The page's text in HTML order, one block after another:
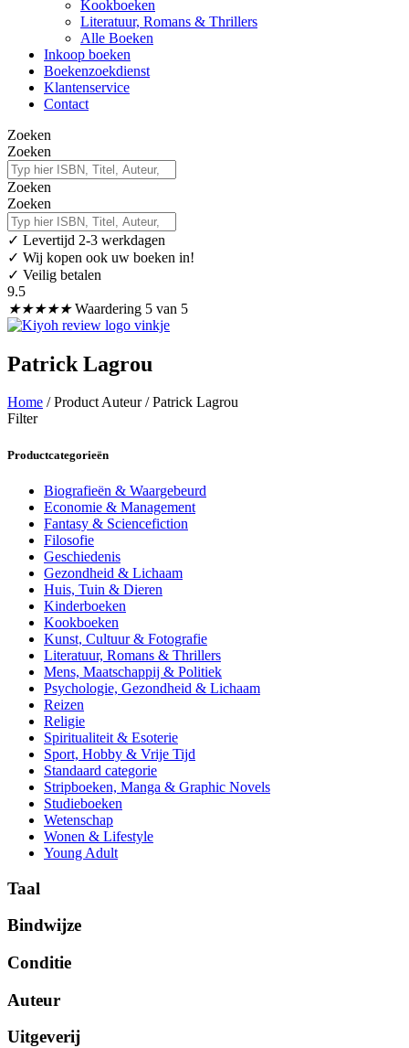
Kookboeken
Literatuur, Romans & Thrillers
Alle Boeken
Inkoop boeken
Boekenzoekdienst
Klantenservice
Contact
Zoeken
Zoeken
Zoeken
Zoeken
✓ Levertijd 2-3 werkdagen
✓ Wij kopen ook uw boeken in!
✓ Veilig betalen
9.5
★★★★★ Waardering 5 van 5
Patrick Lagrou
Home / Product Auteur / Patrick Lagrou
Filter
Productcategorieën
Biografieën & Waargebeurd
Economie & Management
Fantasy & Sciencefiction
Filosofie
Geschiedenis
Gezondheid & Lichaam
Huis, Tuin & Dieren
Kinderboeken
Kookboeken
Kunst, Cultuur & Fotografie
Literatuur, Romans & Thrillers
Mens, Maatschappij & Politiek
Psychologie, Gezondheid & Lichaam
Reizen
Religie
Spiritualiteit & Esoterie
Sport, Hobby & Vrije Tijd
Standaard categorie
Stripboeken, Manga & Graphic Novels
Studieboeken
Wetenschap
Wonen & Lifestyle
Young Adult
Taal
Bindwijze
Conditie
Auteur
Uitgeverij